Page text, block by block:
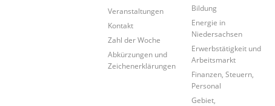
Veranstaltungen
Kontakt
Zahl der Woche
Abkürzungen und
Zeichenerklärungen
Bildung
Energie in
Niedersachsen
Erwerbstätigkeit und
Arbeitsmarkt
Finanzen, Steuern,
Personal
Gebiet,